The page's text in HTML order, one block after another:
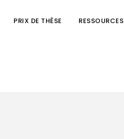
PRIX DE THÈSE RESSOURCES